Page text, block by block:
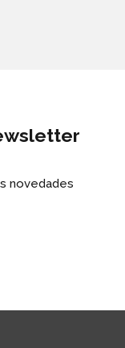
novedades